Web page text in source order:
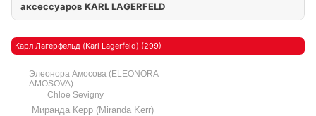
аксессуаров KARL LAGERFELD
Карл Лагерфельд (Karl Lagerfeld) (299)
Миранда Керр (Miranda Kerr)
Chloe Sevigny
Элеонора Амосова (ELEONORA
AMOSOVA)